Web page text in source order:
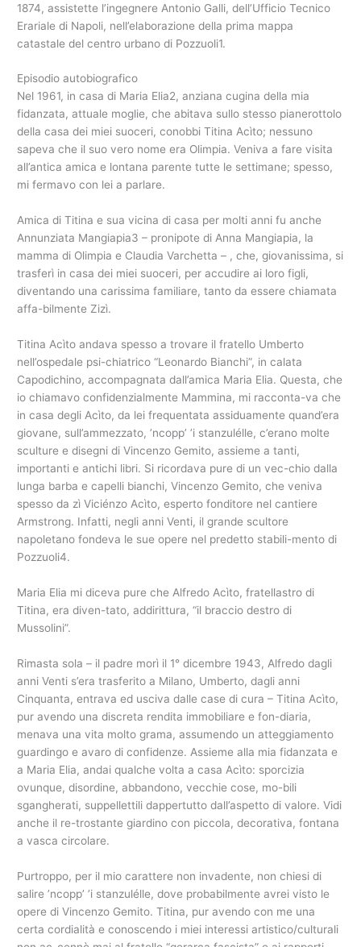
1874, assistette l’ingegnere Antonio Galli, dell’Ufficio Tecnico
Erariale di Napoli, nell’elaborazione della prima mappa
catastale del centro urbano di Pozzuoli1.
Episodio autobiografico
Nel 1961, in casa di Maria Elia2, anziana cugina della mia
fidanzata, attuale moglie, che abitava sullo stesso pianerottolo
della casa dei miei suoceri, conobbi Titina Acìto; nessuno
sapeva che il suo vero nome era Olimpia. Veniva a fare visita
all’antica amica e lontana parente tutte le settimane; spesso,
mi fermavo con lei a parlare.
Amica di Titina e sua vicina di casa per molti anni fu anche
Annunziata Mangiapia3 – pronipote di Anna Mangiapia, la
mamma di Olimpia e Claudia Varchetta – , che, giovanissima, si
trasferì in casa dei miei suoceri, per accudire ai loro figli,
diventando una carissima familiare, tanto da essere chiamata
affa-bilmente Zizì.
Titina Acìto andava spesso a trovare il fratello Umberto
nell’ospedale psi-chiatrico “Leonardo Bianchi”, in calata
Capodichino, accompagnata dall’amica Maria Elia. Questa, che
io chiamavo confidenzialmente Mammina, mi racconta-va che
in casa degli Acìto, da lei frequentata assiduamente quand’era
giovane, sull’ammezzato, ’ncopp’ ’i stanzulélle, c’erano molte
sculture e disegni di Vincenzo Gemito, assieme a tanti,
importanti e antichi libri. Si ricordava pure di un vec-chio dalla
lunga barba e capelli bianchi, Vincenzo Gemito, che veniva
spesso da zì Viciénzo Acìto, esperto fonditore nel cantiere
Armstrong. Infatti, negli anni Venti, il grande scultore
napoletano fondeva le sue opere nel predetto stabili-mento di
Pozzuoli4.
Maria Elia mi diceva pure che Alfredo Acìto, fratellastro di
Titina, era diven-tato, addirittura, “il braccio destro di
Mussolini”.
Rimasta sola – il padre morì il 1° dicembre 1943, Alfredo dagli
anni Venti s’era trasferito a Milano, Umberto, dagli anni
Cinquanta, entrava ed usciva dalle case di cura – Titina Acìto,
pur avendo una discreta rendita immobiliare e fon-diaria,
menava una vita molto grama, assumendo un atteggiamento
guardingo e avaro di confidenze. Assieme alla mia fidanzata e
a Maria Elia, andai qualche volta a casa Acìto: sporcizia
ovunque, disordine, abbandono, vecchie cose, mo-bili
sgangherati, suppellettili dappertutto dall’aspetto di valore. Vidi
anche il re-trostante giardino con piccola, decorativa, fontana
a vasca circolare.
Purtroppo, per il mio carattere non invadente, non chiesi di
salire ’ncopp’ ’i stanzulélle, dove probabilmente avrei visto le
opere di Vincenzo Gemito. Titina, pur avendo con me una
certa cordialità e conoscendo i miei interessi artistico/culturali